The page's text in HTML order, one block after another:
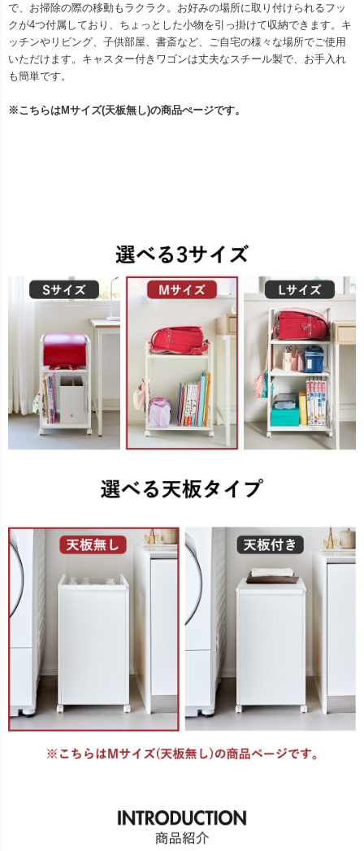
で、お掃除の際の移動もラクラク。お好みの場所に取り付けられるフッ
クが4つ付属しており、ちょっとした小物を引っ掛けて収納できます。キ
ッチンやリビング、子供部屋、書斎など、ご自宅の様々な場所でご使用
いただけます。キャスター付きワゴンは丈夫なスチール製で、お手入れ
も簡単です。
※こちらはMサイズ(天板無し)の商品ぺージです。